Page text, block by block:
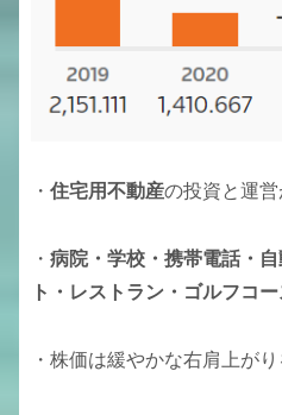
・ 住宅用不動産の投資と運営
・ 病院・学校・携帯電話・
ト・レストラン・ゴルフコー
・株価は緩やかな右肩上が